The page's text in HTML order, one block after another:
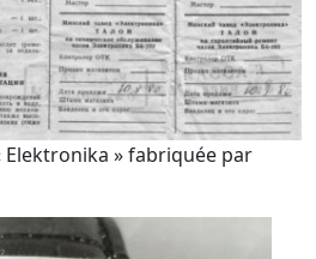
» fabriquée par